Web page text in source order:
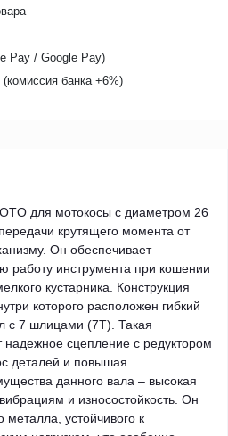
Pay / Google Pay)
банкa +6%)
для мотокосы с диаметром 26
крутящего момента от
Он обеспечивает
работу инструмента при кошении
кустарника. Конструкция
которого расположен гибкий
с 7 шлицами (7Т). Такая
надежное сцепление с редуктором
деталей и повышая
данного вала – высокая
и износостойкость. Он
металла, устойчивого к